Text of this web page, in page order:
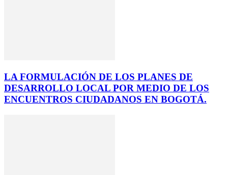
LA FORMULACIÓN DE LOS PLANES DE
DESARROLLO LOCAL POR MEDIO DE LOS
ENCUENTROS CIUDADANOS EN BOGOTÁ.